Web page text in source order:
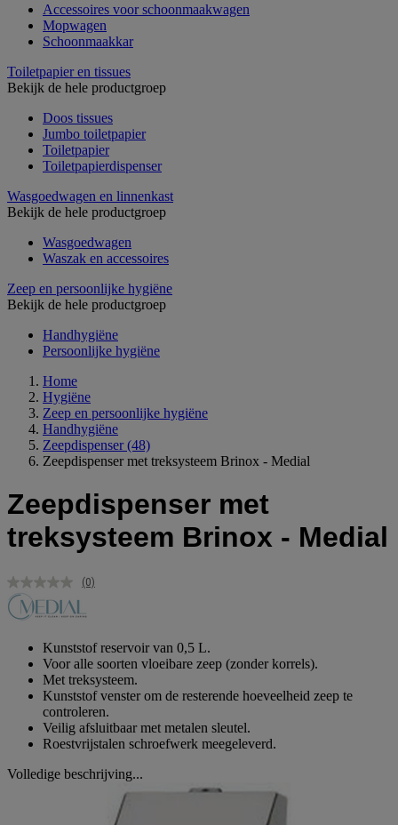
Accessoires voor schoonmaakwagen
Mopwagen
Schoonmaakkar
Toiletpapier en tissues
Bekijk de hele productgroep
Doos tissues
Jumbo toiletpapier
Toiletpapier
Toiletpapierdispenser
Wasgoedwagen en linnenkast
Bekijk de hele productgroep
Wasgoedwagen
Waszak en accessoires
Zeep en persoonlijke hygiëne
Bekijk de hele productgroep
Handhygiëne
Persoonlijke hygiëne
Home
Hygiëne
Zeep en persoonlijke hygiëne
Handhygiëne
Zeepdispenser (48)
Zeepdispenser met treksysteem Brinox - Medial
Zeepdispenser met
treksysteem Brinox - Medial
Geen
Dezelfde
(0)
Kunststof reservoir van 0,5 L.
Voor alle soorten vloeibare zeep (zonder korrels).
Met treksysteem.
Kunststof venster om de resterende hoeveelheid zeep te
controleren.
Veilig afsluitbaar met metalen sleutel.
Roestvrijstalen schroefwerk meegeleverd.
Volledige beschrijving...